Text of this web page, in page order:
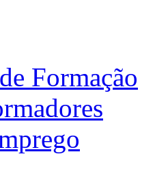
Formação